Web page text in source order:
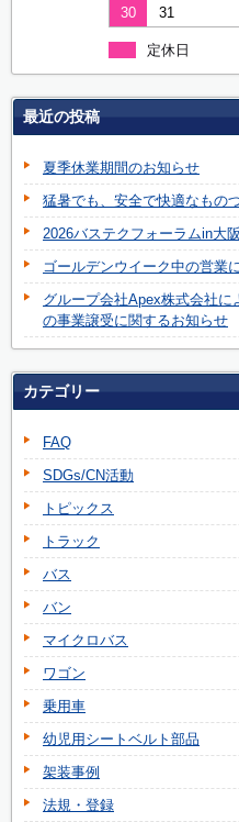
30
31
定休日
最近の投稿
夏季休業期間のお知らせ
猛暑でも、安全で快適なもの
2026バステクフォーラムin大
ゴールデンウイーク中の営業
グループ会社Apex株式会社
の事業譲受に関するお知らせ
カテゴリー
FAQ
SDGs/CN活動
トピックス
トラック
バス
バン
マイクロバス
ワゴン
乗用車
幼児用シートベルト部品
架装事例
法規・登録